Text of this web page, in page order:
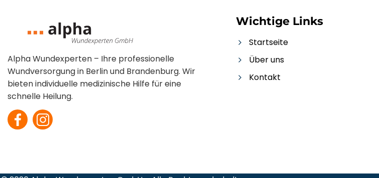
Alpha Wundexperten – Ihre professionelle
Wundversorgung in Berlin und Brandenburg. Wir
bieten individuelle medizinische Hilfe für eine
schnelle Heilung.
Wichtige Links
Startseite
Über uns
Kontakt